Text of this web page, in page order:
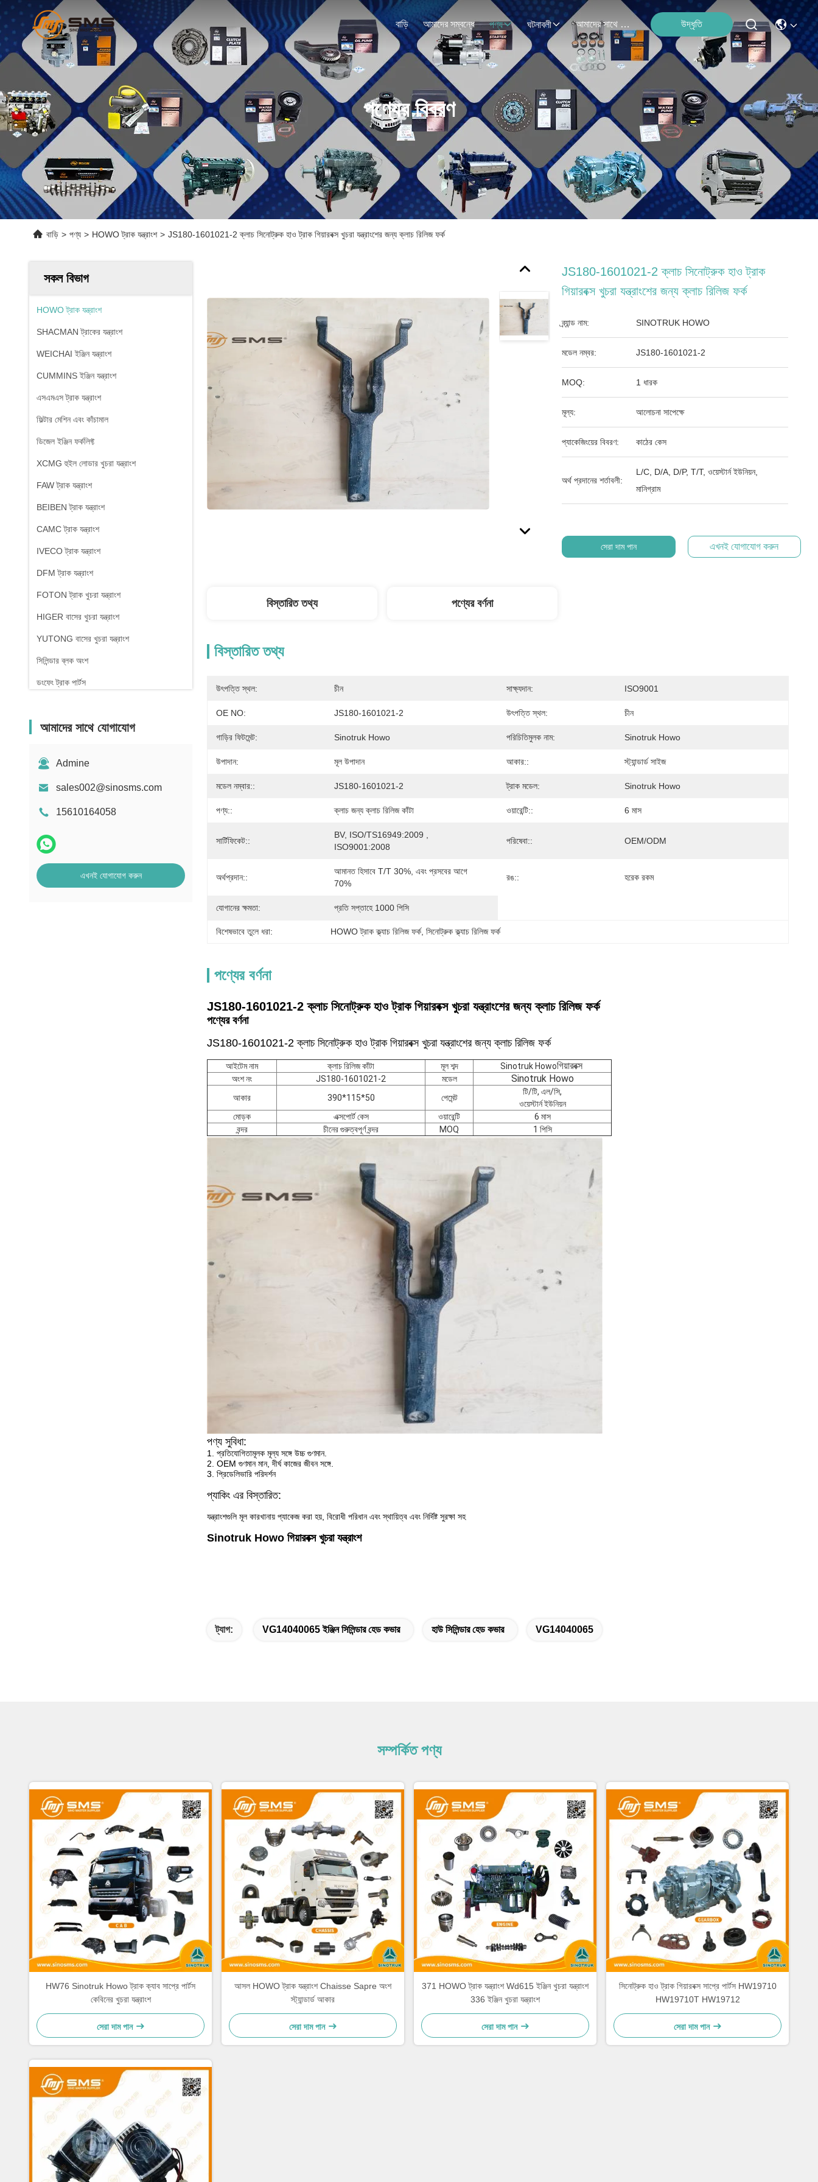
বাড়ি আমাদের সম্বন্ধে পণ্য ঘটনাবলী আমাদের সাথে যোগাযোগ উদ্ধৃতি
পণ্যের বিবরণ
বাড়ি > পণ্য > HOWO ট্রাক যন্ত্রাংশ > JS180-1601021-2 ক্লাচ সিনোট্রুক হাও ট্রাক গিয়ারবক্স খুচরা যন্ত্রাংশের জন্য ক্লাচ রিলিজ ফর্ক
সকল বিভাগ
HOWO ট্রাক যন্ত্রাংশ
SHACMAN ট্রাকের যন্ত্রাংশ
WEICHAI ইঞ্জিন যন্ত্রাংশ
CUMMINS ইঞ্জিন যন্ত্রাংশ
এসএমএস ট্রাক যন্ত্রাংশ
ফিল্টার মেশিন এবং কাঁচামাল
ডিজেল ইঞ্জিন ফর্কলিফ্ট
XCMG হুইল লোডার খুচরা যন্ত্রাংশ
FAW ট্রাক যন্ত্রাংশ
BEIBEN ট্রাক যন্ত্রাংশ
CAMC ট্রাক যন্ত্রাংশ
IVECO ট্রাক যন্ত্রাংশ
DFM ট্রাক যন্ত্রাংশ
FOTON ট্রাক খুচরা যন্ত্রাংশ
HIGER বাসের খুচরা যন্ত্রাংশ
YUTONG বাসের খুচরা যন্ত্রাংশ
সিলিন্ডার ব্লক অংশ
ডংফেং ট্রাক পার্টস
আমাদের সাথে যোগাযোগ
Admine
sales002@sinosms.com
15610164058
এখনই যোগাযোগ করুন
JS180-1601021-2 ক্লাচ সিনোট্রুক হাও ট্রাক
গিয়ারবক্স খুচরা যন্ত্রাংশের জন্য ক্লাচ রিলিজ ফর্ক
ব্র্যান্ড নাম: SINOTRUK HOWO
মডেল নম্বর: JS180-1601021-2
MOQ: 1 ধারক
মূল্য: আলোচনা সাপেক্ষে
প্যাকেজিংয়ের বিবরণ: কাঠের কেস
অর্থ প্রদানের শর্তাবলী:
L/C, D/A, D/P, T/T, ওয়েস্টার্ন ইউনিয়ন,
মানিগ্রাম
সেরা দাম পান এখনই যোগাযোগ করুন
বিস্তারিত তথ্য পণ্যের বর্ণনা
বিস্তারিত তথ্য
উৎপত্তি স্থল: চীন সাক্ষ্যদান: ISO9001
OE NO: JS180-1601021-2 উৎপত্তি স্থল: চীন
গাড়ির ফিটমেন্ট: Sinotruk Howo পরিচিতিমুলক নাম: Sinotruk Howo
উপাদান: মূল উপাদান আকার:: স্ট্যান্ডার্ড সাইজ
মডেল নম্বার:: JS180-1601021-2 ট্রাক মডেল: Sinotruk Howo
পণ্য:: ক্লাচ জন্য ক্লাচ রিলিজ কাঁটা ওয়ারেন্টি:: 6 মাস
সার্টিফিকেট::
BV, ISO/TS16949:2009 ,
ISO9001:2008
পরিষেবা:: OEM/ODM
অর্থপ্রদান::
আমানত হিসাবে T/T 30%, এবং প্রসবের আগে
70%
রঙ:: হরেক রকম
যোগানের ক্ষমতা: প্রতি সপ্তাহে 1000 পিসি
বিশেষভাবে তুলে ধরা: HOWO ট্রাক ক্ল্যাচ রিলিজ ফর্ক, সিনোট্রুক ক্ল্যাচ রিলিজ ফর্ক
পণ্যের বর্ণনা
JS180-1601021-2 ক্লাচ সিনোট্রুক হাও ট্রাক গিয়ারবক্স খুচরা যন্ত্রাংশের জন্য ক্লাচ রিলিজ ফর্ক
পণ্যের বর্ণনা
JS180-1601021-2 ক্লাচ সিনোট্রুক হাও ট্রাক গিয়ারবক্স খুচরা যন্ত্রাংশের জন্য ক্লাচ রিলিজ ফর্ক
আইটেম নাম ক্লাচ রিলিজ কাঁটা মূল শব্দ Sinotruk Howoগিয়ারবক্স
অংশ নং JS180-1601021-2 মডেল Sinotruk Howo
আকার 390*115*50 পেমেন্ট
টি/টি, এল/সি,
ওয়েস্টার্ন ইউনিয়ন
মোড়ক
এক্সপোর্ট কেস ওয়ারেন্টি
6 মাস
বন্দর
চীনের গুরুত্বপূর্ণ বন্দর MOQ 1 পিসি
পণ্য সুবিধা:
1. প্রতিযোগিতামূলক মূল্য সঙ্গে উচ্চ গুণমান.
2. OEM গুণমান মান, দীর্ঘ কাজের জীবন সঙ্গে.
3. প্রিডেলিভারি পরিদর্শন
প্যাকিং এর বিস্তারিত:
যন্ত্রাংশগুলি মূল কারখানায় প্যাকেজ করা হয়, বিরোধী পরিধান এবং স্থায়িত্ব এবং নির্দিষ্ট সুরক্ষা সহ
Sinotruk Howo গিয়ারবক্স খুচরা যন্ত্রাংশ
ট্যাগ: VG14040065 ইঞ্জিন সিলিন্ডার হেড কভার হাউ সিলিন্ডার হেড কভার VG14040065
সম্পর্কিত পণ্য
HW76 Sinotruk Howo ট্রাক ক্যাব সাপ্রে পার্টস
কেবিনের খুচরা যন্ত্রাংশ
সেরা দাম পান
আসল HOWO ট্রাক যন্ত্রাংশ Chaisse Sapre অংশ
স্ট্যান্ডার্ড আকার
সেরা দাম পান
371 HOWO ট্রাক যন্ত্রাংশ Wd615 ইঞ্জিন খুচরা যন্ত্রাংশ
336 ইঞ্জিন খুচরা যন্ত্রাংশ
সেরা দাম পান
সিনোট্রুক হাও ট্রাক গিয়ারবক্স সাপ্রে পার্টস HW19710
HW19710T HW19712
সেরা দাম পান